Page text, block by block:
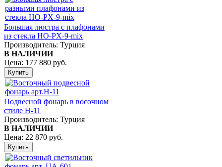
Большая люстра с плафонами
из стекла HO-PX-9-mix
Производитель: Турция
В НАЛИЧИИ
Цена: 177 880 руб.
Подвесной фонарь в восочном
стиле Н-11
Производитель: Турция
В НАЛИЧИИ
Цена: 22 870 руб.